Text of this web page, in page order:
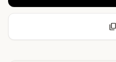
content_copy